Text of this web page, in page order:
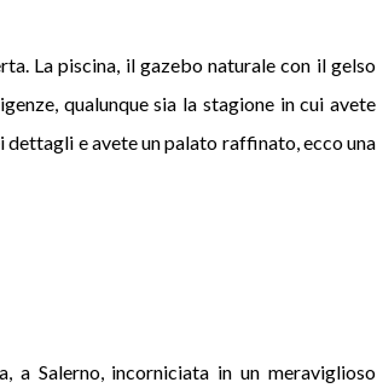
La piscina, il gazebo naturale con il gelso
qualunque sia la stagione in cui avete
dettagli e avete un palato raffinato, ecco una
a Salerno, incorniciata in un meraviglioso